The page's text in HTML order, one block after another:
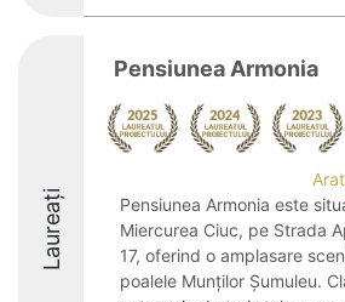
Laureați
Pensiunea Armonia
Pensiunea Armonia este
Miercurea Ciuc, pe Strada
17, oferind o amplasare
poalele Munților Șumuleu.